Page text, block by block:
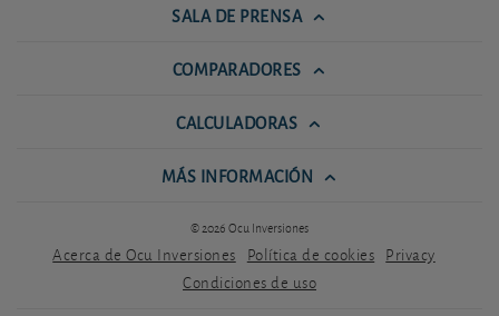
SALA DE PRENSA
COMPARADORES
CALCULADORAS
MÁS INFORMACIÓN
© 2026 Ocu Inversiones
Acerca de Ocu Inversiones Política de cookies Privacy
Condiciones de uso